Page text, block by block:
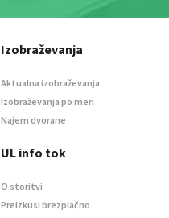
Izobraževanja
Aktualna izobraževanja
Izobraževanja po meri
Najem dvorane
UL info tok
O storitvi
Preizkusi brezplačno